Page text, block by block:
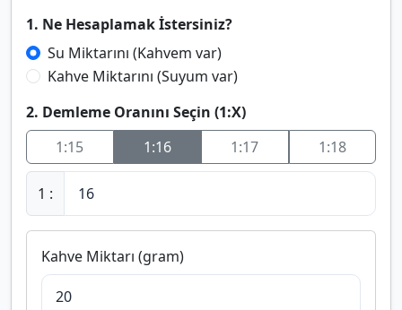
1. Ne Hesaplamak İstersiniz?
Su Miktarını (Kahvem var)
Kahve Miktarını (Suyum var)
2. Demleme Oranını Seçin (1:X)
1:15
1:16 1:17 1:18
1 :
Kahve Miktarı (gram)